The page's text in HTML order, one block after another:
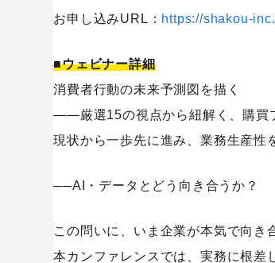
お申し込みURL： https://shakou-
■ウェビナー詳細
消費者行動の未来予測図を描く
――厳選15の視点から紐解く、購買
現状から一歩先に進み、業務生産性
──AI・データとどう向き合うか？
この問いに、いま企業が本気で向き
本カンファレンスでは、実務に根差